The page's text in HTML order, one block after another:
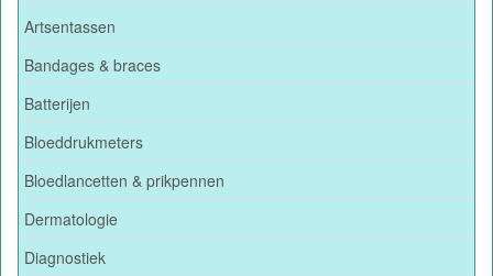
Artsentassen
Bandages & braces
Batterijen
Bloeddrukmeters
Bloedlancetten & prikpennen
Dermatologie
Diagnostiek